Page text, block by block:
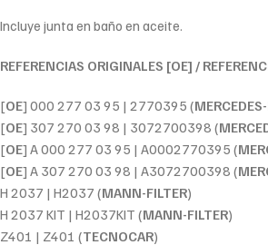
Incluye junta en baño en aceite.
REFERENCIAS ORIGINALES [OE] /
[OE] 000 277 03 95 | 2770395 (
[OE] 307 270 03 98 | 3072700398 (
[OE] A 000 277 03 95 | A0002770395 (
[OE] A 307 270 03 98 | A3072700398 (
H 2037 | H2037 (MANN-FILTER)
H 2037 KIT | H2037KIT (MANN-FILTER)
Z401 | Z401 (TECNOCAR)